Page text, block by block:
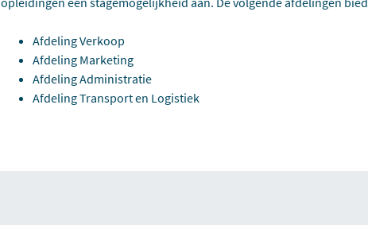
Afdeling Verkoop
Afdeling Marketing
Afdeling Administratie
Afdeling Transport en Logistiek